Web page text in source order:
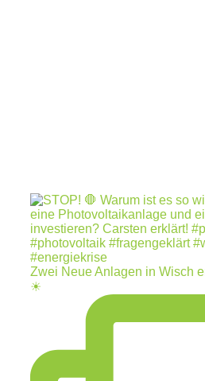
Zwei Neue Anlagen in Wisch
☀